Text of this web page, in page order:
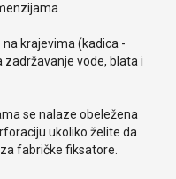
na krajevima (kadica -
zadržavanje vode, blata i
se nalaze obeležena
ukoliko želite da
fabričke fiksatore.